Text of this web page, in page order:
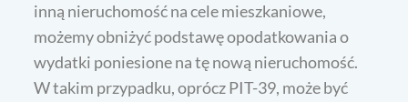
inną nieruchomość na cele mieszkaniowe,
możemy obniżyć podstawę opodatkowania o
wydatki poniesione na tę nową nieruchomość.
W takim przypadku, oprócz PIT-39, może być